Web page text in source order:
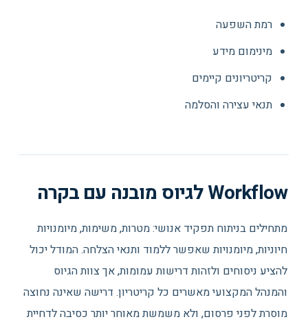
רמת השפעה
מינימום מידע
קריטריונים קיימים
תנאי עצירה והסלמה
Workflow לגיוס מובנה עם בקרה
מתחילים בניתוח תפקיד אנושי: מטרות, משימות, מיומנויות
חיוניות, מיומנויות שאפשר ללמוד ותנאי הצלחה. המודל יכול
להציע ניסוחים ולזהות דרישות עמומות, אך צוות הגיוס
והמנהל המקצועי מאשרים כל קריטריון. דרישה שאינה נחוצה
מוסרת לפני פרסום, ולא משמשת מאוחר יותר כסיבה לדחיית